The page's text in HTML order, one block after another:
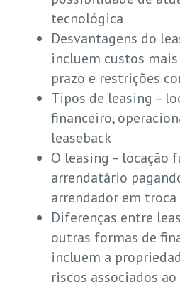
tecnológica
Desvantagens do
incluem custos
prazo e restrições
Tipos de leasing –
financeiro,
leaseback
O leasing – locação
arrendatário
arrendador em
Diferenças entre
outras formas de
incluem a
riscos associados